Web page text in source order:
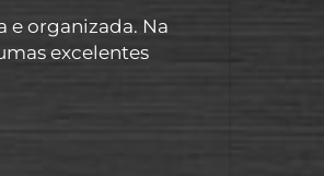
e organizada. Na
excelentes
inteligente da